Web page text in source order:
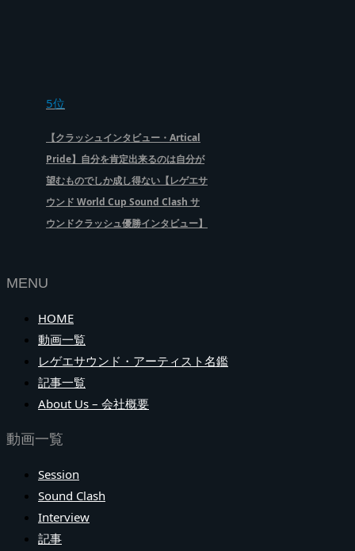
5位
【クラッシュインタビュー・Artical
Pride】自分を肯定出来るのは自分が
望むものでしか成し得ない【レゲエサ
ウンド World Cup Sound Clash サ
ウンドクラッシュ優勝インタビュー】
MENU
HOME
動画一覧
レゲエサウンド・アーティスト名鑑
記事一覧
About Us – 会社概要
動画一覧
Session
Sound Clash
Interview
記事